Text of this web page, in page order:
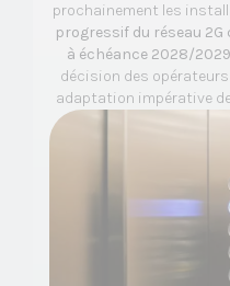
prochainement les
progressif du réseau
à échéance 2028/
décision des
adaptation impérative